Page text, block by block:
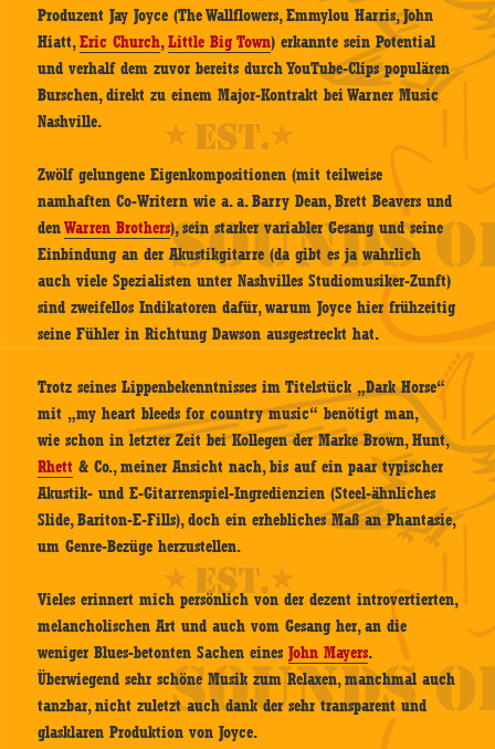
Produzent Jay Joyce (The Wallflowers, Emmylou Harris, John
Hiatt,Eric Church,Little Big Town) erkannte sein Potential
und verhalf dem zuvor bereits durch YouTube-Clips populären
Burschen, direkt zu einem Major-Kontrakt bei Warner Music
Nashville.
Zwölf gelungene Eigenkompositionen (mit teilweise
namhaften Co-Writern wie a. a. Barry Dean, Brett Beavers und
denWarren Brothers), sein starker variabler Gesang und seine
Einbindung an der Akustikgitarre (da gibt es ja wahrlich
auch viele Spezialisten unter Nashvilles Studiomusiker-Zunft)
sind zweifellos Indikatoren dafür, warum Joyce hier frühzeitig
seine Fühler in Richtung Dawson ausgestreckt hat.
Trotz seines Lippenbekenntnisses im Titelstück „Dark Horse“
mit „my heart bleeds for country music“ benötigt man,
wie schon in letzter Zeit bei Kollegen der Marke Brown, Hunt,
Rhett & Co., meiner Ansicht nach, bis auf ein paar typischer
Akustik- und E-Gitarrenspiel-Ingredienzien (Steel-ähnliches
Slide, Bariton-E-Fills), doch ein erhebliches Maß an Phantasie,
um Genre-Bezüge herzustellen.
Vieles erinnert mich persönlich von der dezent introvertierten,
melancholischen Art und auch vom Gesang her, an die
weniger Blues-betonten Sachen einesJohn Mayers.
Überwiegend sehr schöne Musik zum Relaxen, manchmal auch
tanzbar, nicht zuletzt auch dank der sehr transparent und
glasklaren Produktion von Joyce.